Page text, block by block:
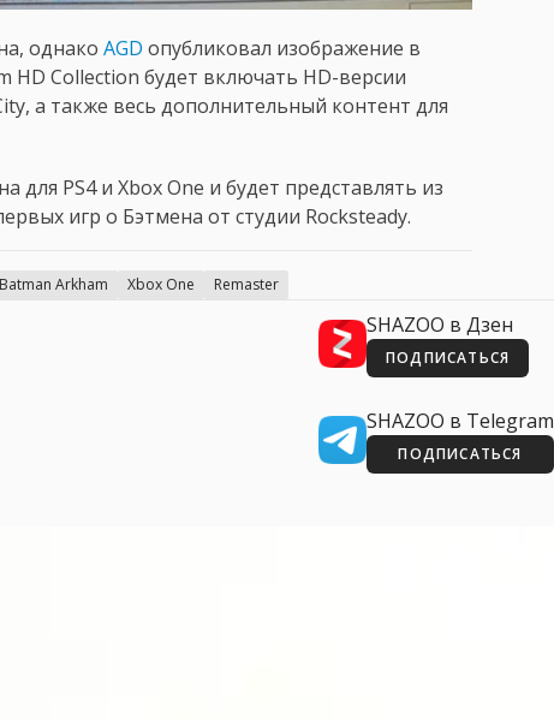
однако AGD опубликовал изображение в
HD Collection будет включать HD-версии
а также весь дополнительный контент для
для PS4 и Xbox One и будет представлять из
игр о Бэтмена от студии Rocksteady.
Batman Arkham Xbox One Remaster
SHAZOO в Дзен
ПОДПИСАТЬСЯ
SHAZOO в Telegram
ПОДПИСАТЬСЯ